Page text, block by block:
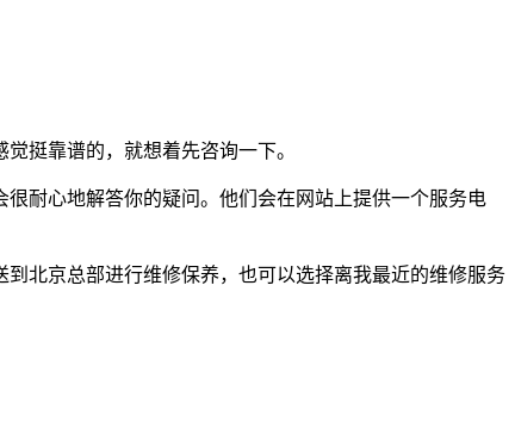
挺靠谱的，就想着先咨询一下。
耐心地解答你的疑问。他们会在网站上提供一个服务电
北京总部进行维修保养，也可以选择离我最近的维修服务